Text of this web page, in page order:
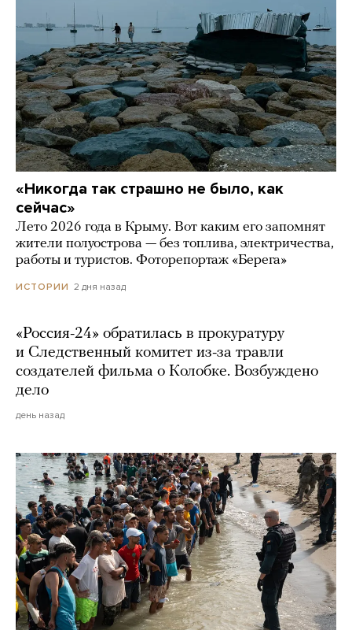
«Никогда так страшно не было, как
сейчас»
Лето 2026 года в Крыму. Вот каким его запомнят
жители полуострова — без топлива, электричества,
работы и туристов. Фоторепортаж «Берега»
ИСТОРИИ 2 дня назад
«Россия-24» обратилась в прокуратуру
и Следственный комитет из-за травли
создателей фильма о Колобке. Возбуждено
дело
день назад